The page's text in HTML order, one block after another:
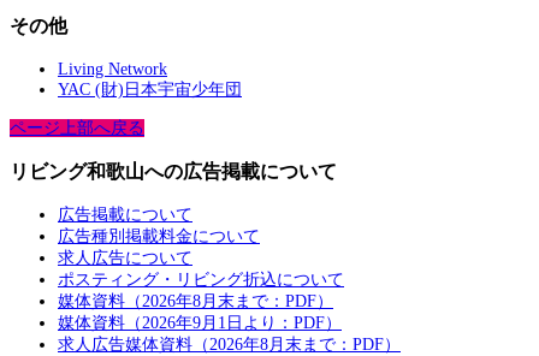
その他
Living Network
YAC (財)日本宇宙少年団
ページ上部へ戻る
リビング和歌山への広告掲載について
広告掲載について
広告種別掲載料金について
求人広告について
ポスティング・リビング折込について
媒体資料（2026年8月末まで：PDF）
媒体資料（2026年9月1日より：PDF）
求人広告媒体資料（2026年8月末まで：PDF）